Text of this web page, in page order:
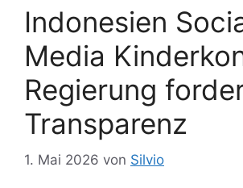
Indonesien
Media
Regierung
Transparenz
1. Mai 2026 von Silvio